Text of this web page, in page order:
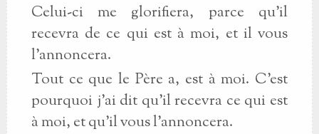
Celui-ci me glorifiera, parce qu'il
recevra de ce qui est à moi, et il vous
l'annoncera.
Tout ce que le Père a, est à moi. C'est
pourquoi j'ai dit qu'il recevra ce qui est
à moi, et qu'il vous l'annoncera.